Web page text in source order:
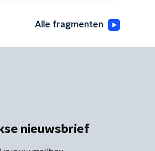
Alle fragmenten
nieuwsbrief